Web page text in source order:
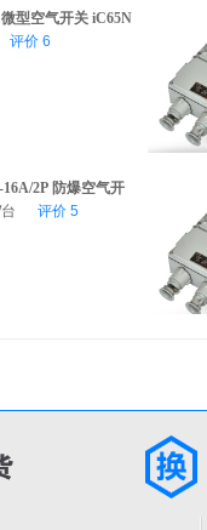
型空气开关 iC65N
评价 6
2P 防爆空气开
评价 5